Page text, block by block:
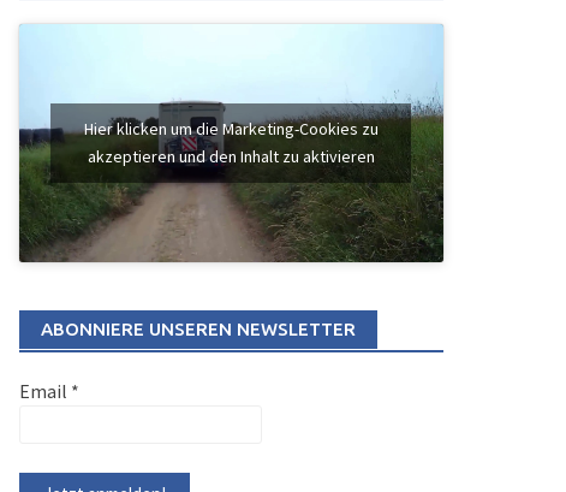
Hier klicken um die Marketing-Cookies zu
akzeptieren und den Inhalt zu aktivieren
ABONNIERE UNSEREN NEWSLETTER
Email *